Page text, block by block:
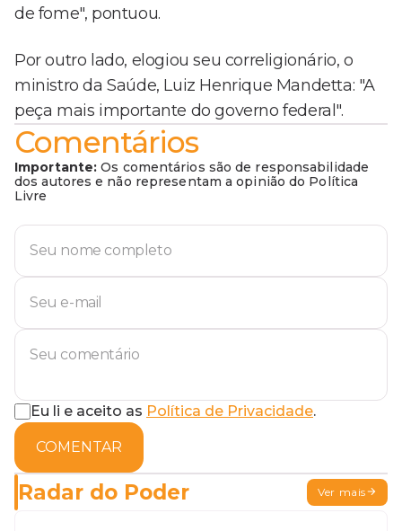
de fome", pontuou.
Por outro lado, elogiou seu correligionário, o
ministro da Saúde, Luiz Henrique Mandetta: "A
peça mais importante do governo federal".
Comentários
Importante: Os comentários são de responsabilidade
dos autores e não representam a opinião do Política
Livre
Eu li e aceito as Política de Privacidade.
COMENTAR
Radar do Poder Ver mais